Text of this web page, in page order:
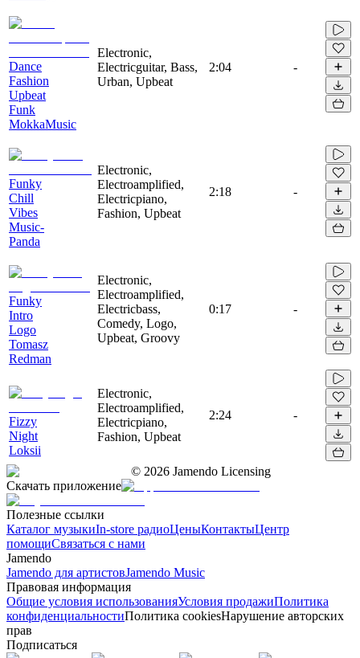
Dance
Fashion
Upbeat
Funk
MokkaMusic
Electronic,
Electricguitar, Bass,
Urban, Upbeat
2:04 -
Funky
Chill
Vibes
Music-
Panda
Electronic,
Electroamplified,
Electricpiano,
Fashion, Upbeat
2:18 -
Funky
Intro
Logo
Tomasz
Redman
Electronic,
Electroamplified,
Electricbass,
Comedy, Logo,
Upbeat, Groovy
0:17 -
Fizzy
Night
Loksii
Electronic,
Electroamplified,
Electricpiano,
Fashion, Upbeat
2:24 -
© 2026 Jamendo Licensing
Скачать приложение
Полезные ссылки
Каталог музыкиIn-store радиоЦеныКонтактыЦентр
помощиСвязаться с нами
Jamendo
Jamendo для артистовJamendo Music
Правовая информация
Общие условия использованияУсловия продажиПолитика
конфиденциальностиПолитика cookiesНарушение авторских
прав
Подписаться